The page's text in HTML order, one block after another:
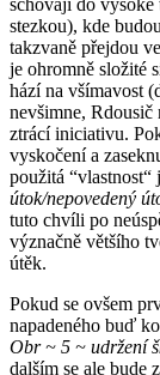
schovají do
stezkou), kde
takzvaně přejdou
je ohromně složité
hází na všímavost
nevšimne, Rdousič
ztrácí iniciativu.
vyskočení a
použitá “vlastnost“
útok/nepovedený
tuto chvíli po
význačně většího
útěk.
Pokud se ovšem
napadeného buď
Obr ~ 5 ~ udržení
dalším se ale bude